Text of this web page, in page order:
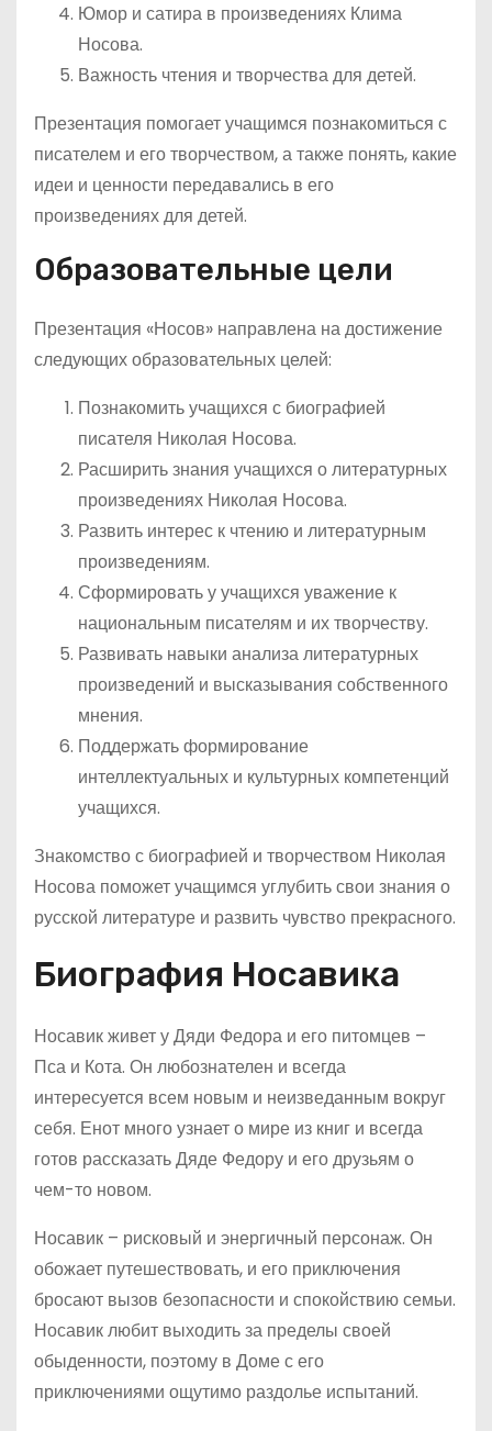
Юмор и сатира в произведениях Клима
Носова.
Важность чтения и творчества для детей.
Презентация помогает учащимся познакомиться с
писателем и его творчеством, а также понять, какие
идеи и ценности передавались в его
произведениях для детей.
Образовательные цели
Презентация «Носов» направлена на достижение
следующих образовательных целей:
Познакомить учащихся с биографией
писателя Николая Носова.
Расширить знания учащихся о литературных
произведениях Николая Носова.
Развить интерес к чтению и литературным
произведениям.
Сформировать у учащихся уважение к
национальным писателям и их творчеству.
Развивать навыки анализа литературных
произведений и высказывания собственного
мнения.
Поддержать формирование
интеллектуальных и культурных компетенций
учащихся.
Знакомство с биографией и творчеством Николая
Носова поможет учащимся углубить свои знания о
русской литературе и развить чувство прекрасного.
Биография Носавика
Носавик живет у Дяди Федора и его питомцев –
Пса и Кота. Он любознателен и всегда
интересуется всем новым и неизведанным вокруг
себя. Енот много узнает о мире из книг и всегда
готов рассказать Дяде Федору и его друзьям о
чем-то новом.
Носавик – рисковый и энергичный персонаж. Он
обожает путешествовать, и его приключения
бросают вызов безопасности и спокойствию семьи.
Носавик любит выходить за пределы своей
обыденности, поэтому в Доме с его
приключениями ощутимо раздолье испытаний.